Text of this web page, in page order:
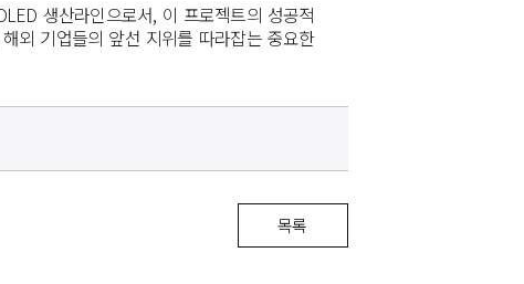
생산라인으로서, 이 프로젝트의 성공적
해외 기업들의 앞선 지위를 따라잡는 중요한
목록